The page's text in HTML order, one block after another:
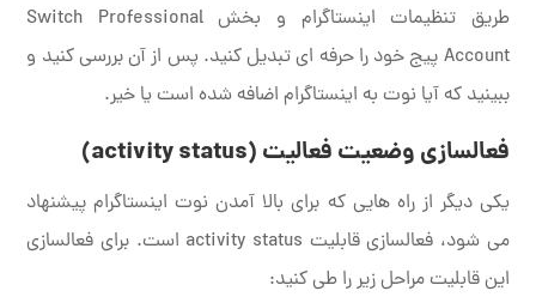
طریق تنظیمات اینستاگرام و بخش Switch Professional
Account پیج خود را حرفه ای تبدیل کنید. پس از آن بررسی کنید و
ببینید که آیا نوت به اینستاگرام اضافه شده است یا خیر.
فعالسازی وضعیت فعالیت(activity status)
یکی دیگر از راه هایی که برای بالا آمدن نوت اینستاگرام پیشنهاد
می شود، فعالسازی قابلیت activity status است. برای فعالسازی
این قابلیت مراحل زیر را طی کنید: